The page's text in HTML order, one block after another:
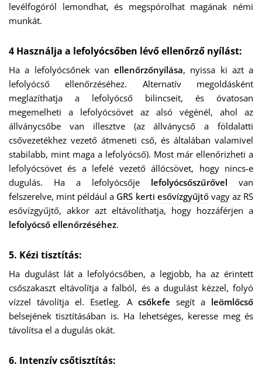
levélfogóról lemondhat, és megspórolhat magának némi
munkát.
4 Használja a lefolyócsőben lévő ellenőrző nyílást:
Ha a lefolyócsőnek van ellenőrzőnyílása, nyissa ki azt a
lefolyócső ellenőrzéséhez. Alternatív megoldásként
meglazíthatja a lefolyócső bilincseit, és óvatosan
megemelheti a lefolyócsövet az alsó végénél, ahol az
állványcsőbe van illesztve (az állványcső a földalatti
csővezetékhez vezető átmeneti cső, és általában valamivel
stabilabb, mint maga a lefolyócső). Most már ellenőrizheti a
lefolyócsövet és a lefelé vezető állócsövet, hogy nincs-e
dugulás. Ha a lefolyócsője lefolyócsőszűrővel van
felszerelve, mint például a GRS kerti esővízgyűjtővagy az RS
esővízgyűjtő, akkor azt eltávolíthatja, hogy hozzáférjen a
lefolyócső ellenőrzéséhez.
5. Kézi tisztítás:
Ha dugulást lát a lefolyócsőben, a legjobb, ha az érintett
csőszakaszt eltávolítja a falból, és a dugulást kézzel, folyó
vízzel távolítja el. Esetleg. A csőkefe segít a leömlőcső
belsejének tisztításában is. Ha lehetséges, keresse meg és
távolítsa el a dugulás okát.
6. Intenzív csőtisztítás: